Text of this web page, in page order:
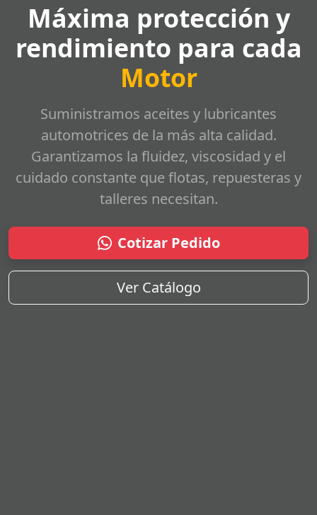
Máxima protección y
rendimiento para cada
Motor
Suministramos aceites y lubricantes
automotrices de la más alta calidad.
Garantizamos la fluidez, viscosidad y el
cuidado constante que flotas, repuesteras y
talleres necesitan.
Cotizar Pedido
Ver Catálogo